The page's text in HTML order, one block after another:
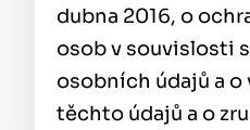
dubna 2016, o
osob v souvislosti
osobních údajů a o
těchto údajů a o